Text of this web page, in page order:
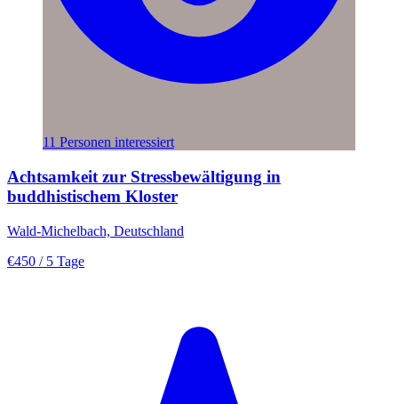
11 Personen interessiert
Achtsamkeit zur Stressbewältigung in
buddhistischem Kloster
Wald-Michelbach, Deutschland
€450 / 5 Tage